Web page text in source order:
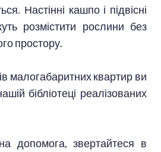
Настінні кашпо і підвісні
розмістити рослини без
простору.
малогабаритних квартир ви
бібліотеці реалізованих
допомога, звертайтеся в